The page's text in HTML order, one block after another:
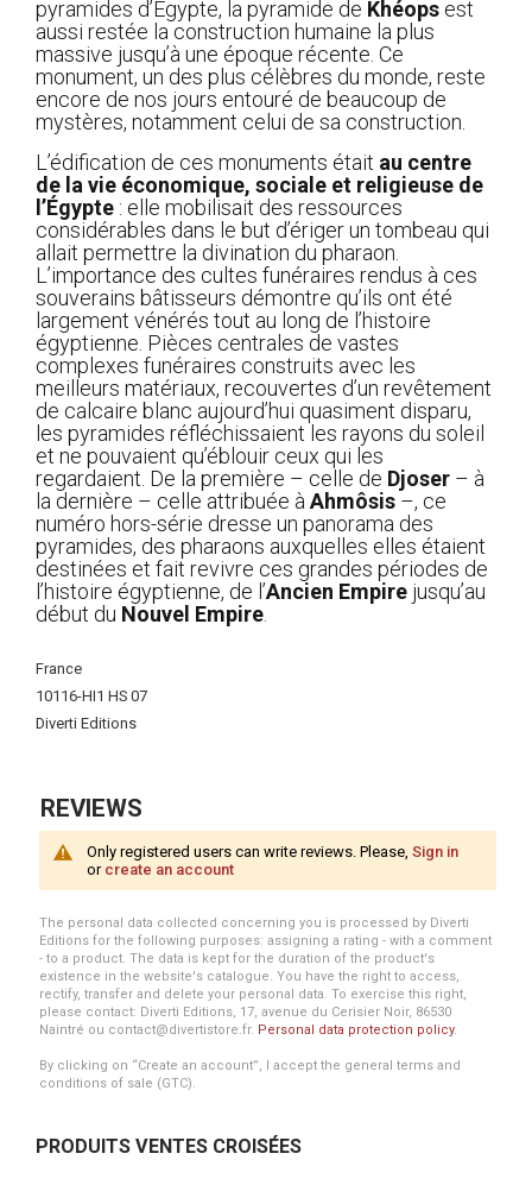
pyramides d’Égypte, la pyramide de Khéops est
aussi restée la construction humaine la plus
massive jusqu’à une époque récente. Ce
monument, un des plus célèbres du monde, reste
encore de nos jours entouré de beaucoup de
mystères, notamment celui de sa construction.
L’édification de ces monuments était au centre
de la vie économique, sociale et religieuse de
l’Égypte : elle mobilisait des ressources
considérables dans le but d’ériger un tombeau qui
allait permettre la divination du pharaon.
L’importance des cultes funéraires rendus à ces
souverains bâtisseurs démontre qu’ils ont été
largement vénérés tout au long de l’histoire
égyptienne. Pièces centrales de vastes
complexes funéraires construits avec les
meilleurs matériaux, recouvertes d’un revêtement
de calcaire blanc aujourd’hui quasiment disparu,
les pyramides réfléchissaient les rayons du soleil
et ne pouvaient qu’éblouir ceux qui les
regardaient. De la première – celle de Djoser – à
la dernière – celle attribuée à Ahmôsis –, ce
numéro hors-série dresse un panorama des
pyramides, des pharaons auxquelles elles étaient
destinées et fait revivre ces grandes périodes de
l’histoire égyptienne, de l’Ancien Empire jusqu’au
début du Nouvel Empire
More
Information
France
10116-HI1 HS 07
Diverti Editions
REVIEWS
Only registered users can write reviews. Please, Sign in
or create an account
The personal data collected concerning you is processed by Diverti
Editions for the following purposes: assigning a rating - with a comment
- to a product. The data is kept for the duration of the product's
existence in the website's catalogue. You have the right to access,
rectify, transfer and delete your personal data. To exercise this right,
please contact: Diverti Editions, 17, avenue du Cerisier Noir, 86530
Naintré ou contact@divertistore.fr. Personal data protection policy.
By clicking on “Create an account”, I accept the general terms and
conditions of sale (GTC).
PRODUITS VENTES CROISÉES